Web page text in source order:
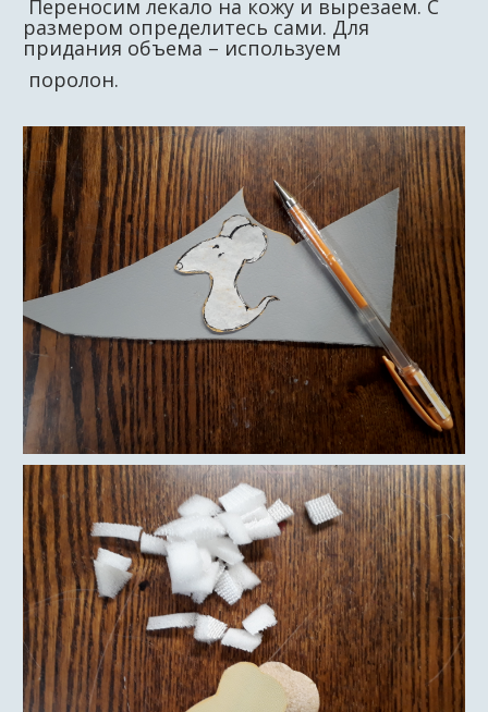
Переносим лекало на кожу и вырезаем. С
размером определитесь сами. Для
придания объема – используем
поролон.